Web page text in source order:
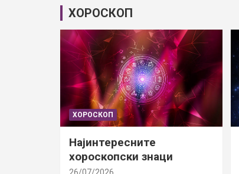
ХОРОСКОП
ХОРОСКОП
Најинтересните
хороскопски знаци